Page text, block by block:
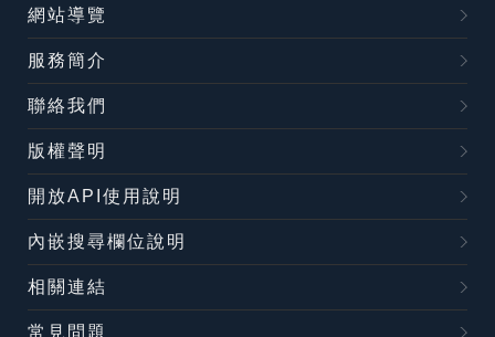
網站導覽
服務簡介
聯絡我們
版權聲明
開放API使用說明
內嵌搜尋欄位說明
相關連結
常見問題